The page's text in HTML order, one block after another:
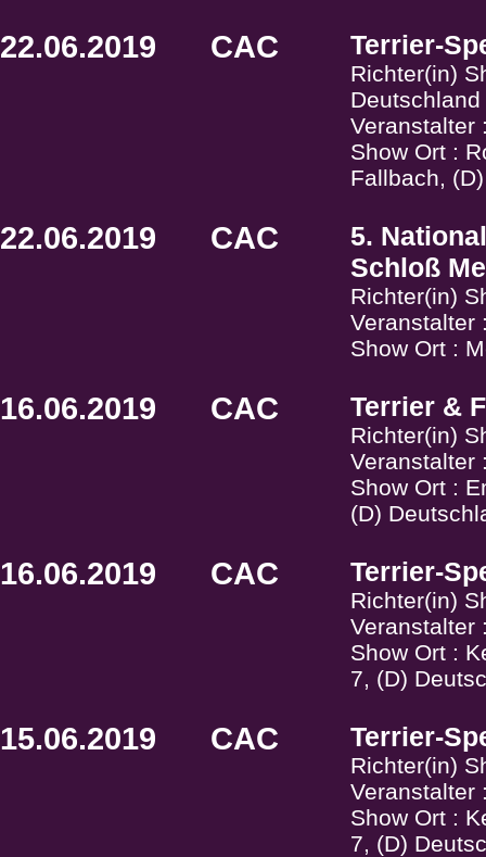
22.06.2019 CAC Terrier-
Richter(in)
Deutschland
Veranstalter
Show Ort :
Fallbach,
22.06.2019 CAC
5.
Schloß
Richter(in)
Veranstalter
Show Ort :
16.06.2019 CAC Terrier &
Richter(in)
Veranstalter
Show Ort :
(D)
16.06.2019 CAC Terrier-
Richter(in)
Veranstalter
Show Ort :
7, (D)
15.06.2019 CAC Terrier-
Richter(in)
Veranstalter
Show Ort :
7, (D)